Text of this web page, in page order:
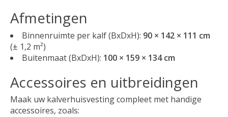
Afmetingen
Binnenruimte per kalf (BxDxH): 90 × 142 × 111 cm
(± 1,2 m²)
Buitenmaat (BxDxH): 100 × 159 × 134 cm
Accessoires en uitbreidingen
Maak uw kalverhuisvesting compleet met handige
accessoires, zoals: